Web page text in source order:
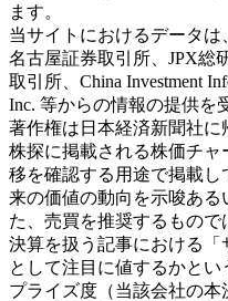
ます。
当サイトにおけるデータは
名古屋証券取引所、JPX総
取引所、China Investment
Inc. 等からの情報の提供を
著作権は日本経済新聞社に
株探に掲載される株価チ
移を確認する用途で掲載
来の価値の動向を示唆ある
た、売買を推奨するもので
決算を扱う記事における
として注目に値するかと
プライズ度（当該会社の